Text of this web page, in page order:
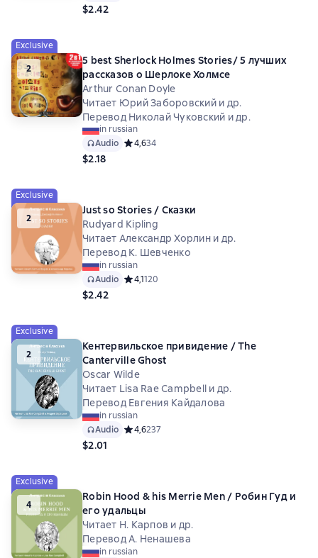
$2.42
Exclusive
2
5 best Sherlock Holmes Stories/ 5 лучших
рассказов о Шерлоке Холмсе
Arthur Conan Doyle
Читает Юрий Заборовский и др.
Перевод Николай Чуковский и др.
in russian
Audio Средний рейтинг 4,6 на основе 34 оценок
4,634
$2.18
Exclusive
2
Just so Stories / Сказки
Rudyard Kipling
Читает Александр Хорлин и др.
Перевод К. Шевченко
in russian
Audio Средний рейтинг 4,1 на основе 120 оценок
4,1120
$2.42
Exclusive
2
Кентервильское привидение / The
Canterville Ghost
Oscar Wilde
Читает Lisa Rae Campbell и др.
Перевод Евгения Кайдалова
in russian
Audio Средний рейтинг 4,6 на основе 237 оценок
4,6237
$2.01
Exclusive
4
Robin Hood & his Merrie Men / Робин Гуд и
его удальцы
Читает Н. Карпов и др.
Перевод А. Ненашева
in russian